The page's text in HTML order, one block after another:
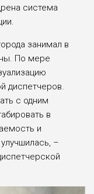
система
занимал в
По мере
диспетчеров.
с одним
в
и
–